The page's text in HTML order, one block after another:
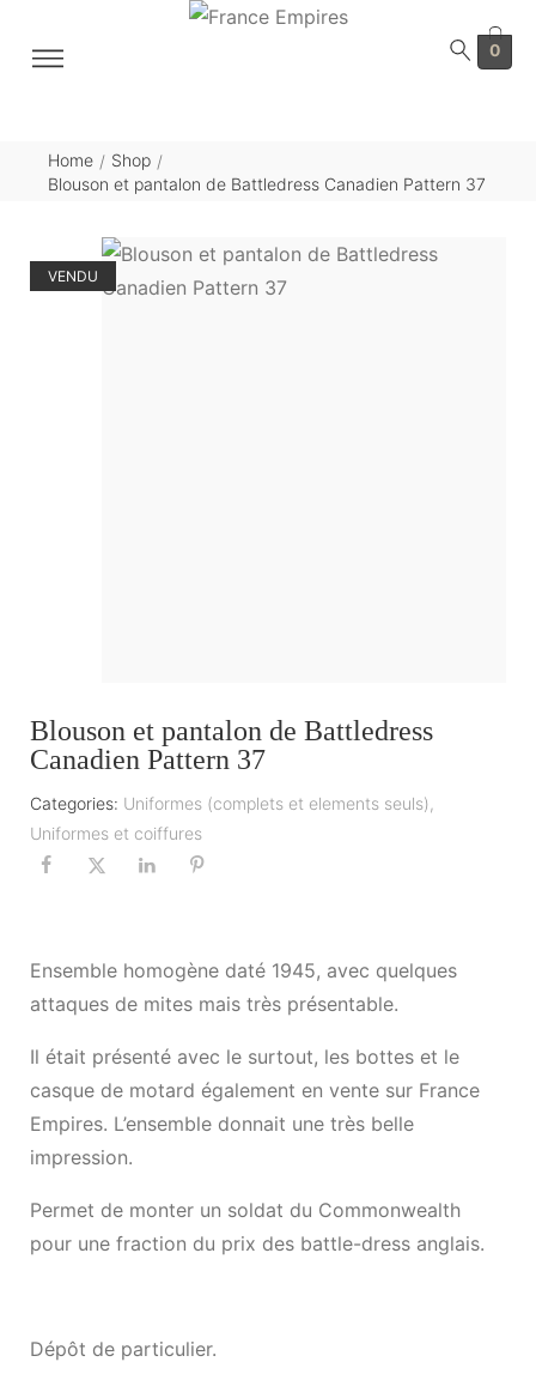
0
Home / Shop /
Blouson et pantalon de Battledress Canadien Pattern 37
VENDU
Blouson et pantalon de Battledress
Canadien Pattern 37
Categories: Uniformes (complets et elements seuls),
Uniformes et coiffures
Ensemble homogène daté 1945, avec quelques
attaques de mites mais très présentable.
Il était présenté avec le surtout, les bottes et le
casque de motard également en vente sur France
Empires. L’ensemble donnait une très belle
impression.
Permet de monter un soldat du Commonwealth
pour une fraction du prix des battle-dress anglais.
Dépôt de particulier.